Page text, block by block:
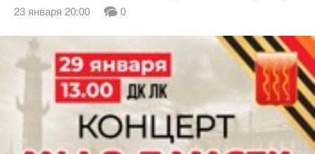
23 января 20:00 0